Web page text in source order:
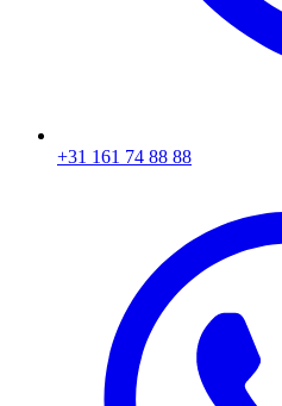
+31 161 74 88 88‬​​​​‌ ‍ ​‍​‍‌‍ ‌ ​‍‌‍‍‌‌‍‌ ‌‍‍‌‌‍ ‍​‍​‍​ ‍‍​‍​‍‌ ​ ‌‍​‌‌‍ ‍‌‍‍‌‌ ‌​‌ ‍‌​‍ ‍‌‍‍‌‌‍ ​‍​‍​‍ ​​‍​‍‌‍‍​‌ ​‍‌‍‌‌‌‍‌‍​‍​‍​ ‍‍​‍​‍‌‍‍​‌ ‌​‌ ‌​‌ ​​​ ‍‍​‍ ​‍ ‌‍ ​‌‍ ‌‍​ ‌‍​‌‌‍ ​‌‍‍​‌‍ ‌ ​ ‌ ‌​​ ‍‍​ ​ ​ ​ ​ ​ ​ ​ ​‍ ‌‍‍‌‌‍ ‍‌ ‌​‌‍‌‌‌‍ ‍‌ ‌​​‍ ‌‍‌‌‌‍‌​‌‍‍‌‌ ‌​​‍ ‌‍ ‌‌‍ ‌‍‌​‌‍‌‌​ ‌‌ ​​‌ ​‍‌‍‌‌‌ ​ ‌‍‌‌‌‍ ‍‌ ‌​‌‍​‌‌ ‌​‌‍‍‌‌‍ ‌‍ ‍​ ‍ ‌‍‍‌‌‍‌​​ ‌‌‍‌ ‌‍ ​‌‍ ‌‍​‍‌‍​‌‌‍ ​​ ‍ ‌ ‌​‌ ‍‌‌ ​​‌‍‌‌​ ‌‌‍‌ ‌‍ ​‌‍ ‌‍​‍‌‍​‌‌‍ ​​ ‍ ‌ ​​‌‍​‌‌ ‌​‌‍‍​​ ‌‌‍​ ‌‍ ‌‍ ‍‌ ‌​‌‍​‌‌‍​ ‌ ‌​​‍ ‍‌ ​​‌‍‍​‌‍ ‌‍ ‍‌‍‌‌​ ‌‍​‍‌‍​‌‌ ​ ‌‍‌‌‌‌‌‌‌ ​‍‌‍ ​​ ‌‌‍‍​‌ ‌​‌ ‌​‌ ​​​‍‌‌​ ​ ‌​​‌​‍‌‌​ ​‍‌​‌‍​‍‌‌​ ​‍‌​‌‍‌‍ ​‌‍ ‌‍​ ‌‍​‌‌‍ ​‌‍‍​‌‍ ‌ ​ ‌ ‌​​‍‌‌​ ​ ‌​​‌​ ​ ​ ​ ​ ​ ​ ​ ​‍‌‍‌‍‍‌‌‍‌​​ ‌‌‍‌ ‌‍ ​‌‍ ‌‍​‍‌‍​‌‌‍ ​​‍‌‍‌ ‌​‌ ‍‌‌ ​​‌‍‌‌​ ‌‌‍‌ ‌‍ ​‌‍ ‌‍​‍‌‍​‌‌‍ ​​‍‌‍‌ ​​‌‍​‌‌ ‌​‌‍‍​​ ‌‌‍​ ‌‍ ‌‍ ‍‌ ‌​‌‍​‌‌‍​ ‌ ‌​​‍ ‍‌ ​​‌‍‍​‌‍ ‌‍ ‍‌‍‌‌​‍‌‍‌ ​​‌‍‌‌‌ ​‍‌ ​ ‌ ​​‌‍‌‌‌‍​ ‌ ‌​‌‍‍‌‌ ‌‍‌‍‌‌​ ‌‌ ​​‌ ‌‌‌‍​‍‌‍ ​‌‍‍‌‌ ​ ‌‍‍​‌‍‌‌‌‍‌​​‍​‍‌ ‌